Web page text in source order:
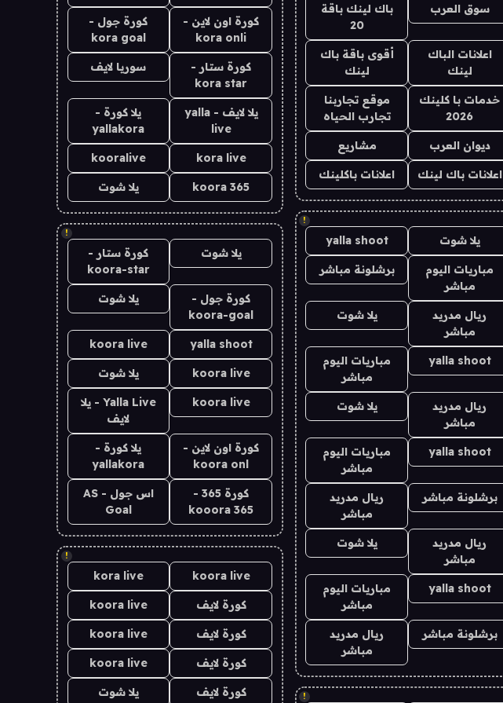
سوق العرب
باك لينك باقة
20
اعلانات الباك
لينك
أقوى باقة باك
لينك
خدمات با كلينك
2026
موقع تجاربنا
تجارب الحياه
ديوان العرب مشاريع
اعلانات باك لينك اعلانات باكلينك
!
يلا شوت yalla shoot
مباريات اليوم
مباشر
برشلونة مباشر
ريال مدريد
مباشر
يلا شوت
yalla shoot
مباريات اليوم
مباشر
ريال مدريد
مباشر
يلا شوت
yalla shoot
مباريات اليوم
مباشر
برشلونة مباشر
ريال مدريد
مباشر
ريال مدريد
مباشر
يلا شوت
yalla shoot
مباريات اليوم
مباشر
برشلونة مباشر
ريال مدريد
مباشر
!
كورة اون لاين -
kora onli
كورة جول -
kora goal
كورة ستار -
kora star
سوريا لايف
يلا لايف - yalla
live
يلا كورة -
yallakora
kora live
kooralive
koora 365 يلا شوت
!
يلا شوت
كورة ستار -
koora-star
كورة جول -
koora-goal
يلا شوت
yalla shoot
koora live
koora live يلا شوت
koora live
Yalla Live - يلا
لايف
كورة اون لاين -
koora onl
يلا كورة -
yallakora
كورة 365 -
kooora 365
اس جول - AS
Goal
!
koora live
kora live
كورة لايف koora live
كورة لايف koora live
كورة لايف koora live
كورة لايف يلا شوت